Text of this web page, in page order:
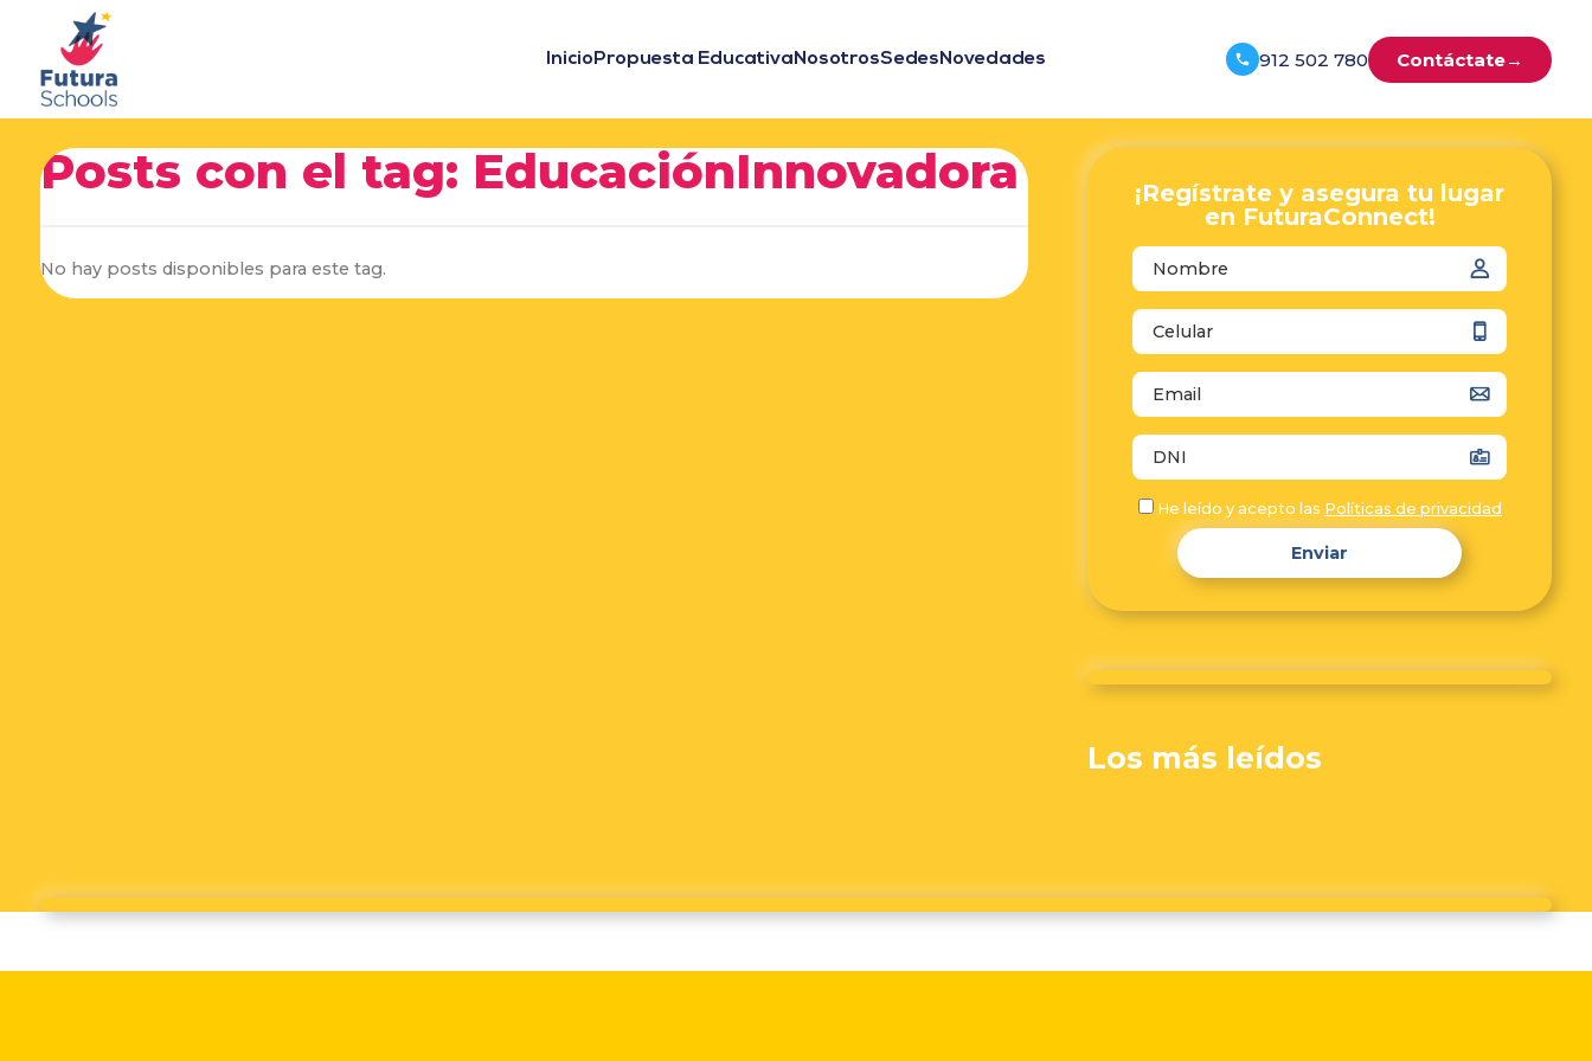
Inicio Propuesta Educativa NosotrosSedes Novedades 912 502 780 Contáctate→
Posts con el tag: EducaciónInnovadora
No hay posts disponibles para este tag.
¡Regístrate y asegura tu lugar
en FuturaConnect!
autocomplete="email"
autocomplete="off"
He leído y acepto las Políticas de privacidad
Enviar
Los más leídos